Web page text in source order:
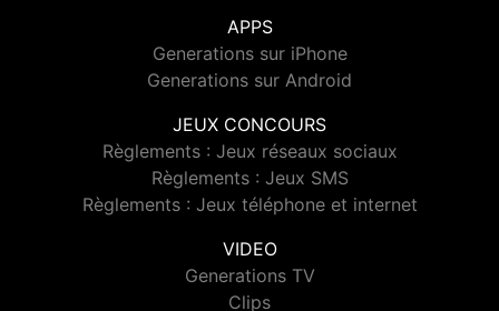
APPS
Generations sur iPhone
Generations sur Android
JEUX CONCOURS
Règlements : Jeux réseaux sociaux
Règlements : Jeux SMS
Règlements : Jeux téléphone et internet
VIDEO
Generations TV
Clips